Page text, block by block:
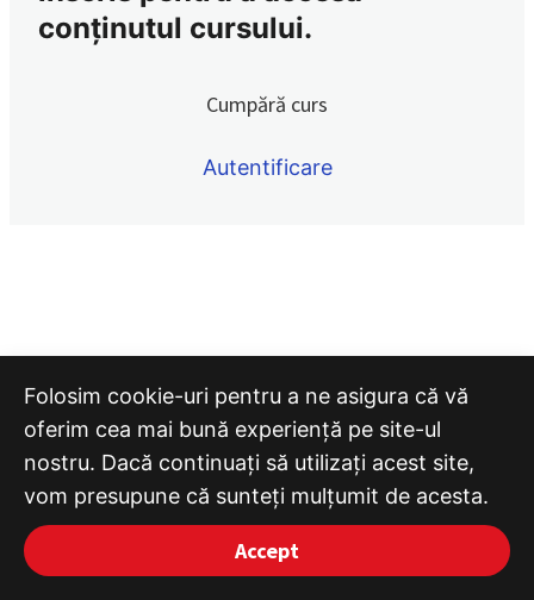
Quiz 23
conținutul cursului.
Cumpără curs
Autentificare
Folosim cookie-uri pentru a ne asigura că vă
oferim cea mai bună experiență pe site-ul
nostru. Dacă continuați să utilizați acest site,
vom presupune că sunteți mulțumit de acesta.
Accept